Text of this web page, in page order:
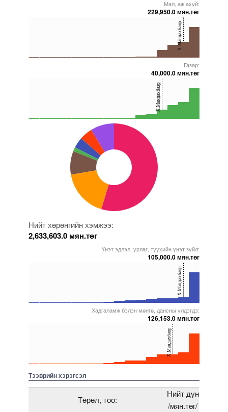
5000000000000005271963
5000000000000005271878
Мал, аж ахуй:
229,950.0 мян.төг
5000000000000005271862
5000000000000005271878
Х.Мандахбаяр
Газар:
40,000.0 мян.төг
50000000000000052717595000000000000005271972
50000000000000052718785000000000000005272035
Х.Мандахбаяр
Нийт хөрөнгийн хэмжээ:
2,633,603.0 мян.төг
Үнэт эдлэл, урлаг, түүхийн үнэт зүйл:
105,000.0 мян.төг
50000000000000052717335000000000000005271571
5000000000000005271862
5000000000000005271963
5000000000000005271878
Х.Мандахбаяр
Хадгаламж бэлэн мөнгө, дансны үлдэгдэ:
126,153.0 мян.төг
5000000000000005272135
50000000000000052715645000000000000005272136
Х.Мандахбаяр
Тээврийн хэрэгсэл
Төрөл, тоо:
Нийт дүн
/мян.төг/